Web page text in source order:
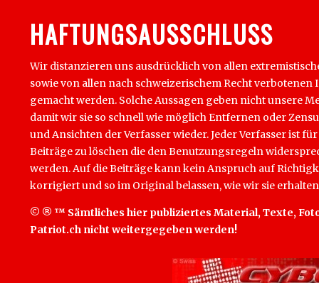
HAFTUNGSAUSSCHLUSS
Wir distanzieren uns ausdrücklich von allen
sowie von allen nach schweizerischem Recht
gemacht werden. Solche Aussagen geben nicht unsere
damit wir sie so schnell wie möglich Entfernen oder
und Ansichten der Verfasser wieder. Jeder Verfasser ist
Beiträge zu löschen die den Benutzungsregeln
werden. Auf die Beiträge kann kein Anspruch auf
korrigiert und so im Original belassen, wie wir sie
© ® ™ Sämtliches hier publiziertes Material, Texte,
Patriot.ch nicht weitergegeben werden!